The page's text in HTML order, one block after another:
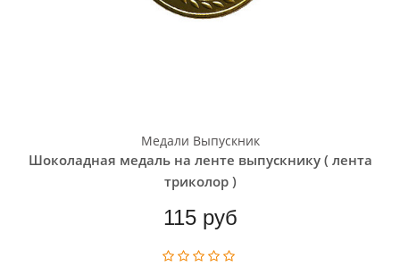
Медали Выпускник
Шоколадная медаль на ленте выпускнику ( лента
триколор )
115 руб